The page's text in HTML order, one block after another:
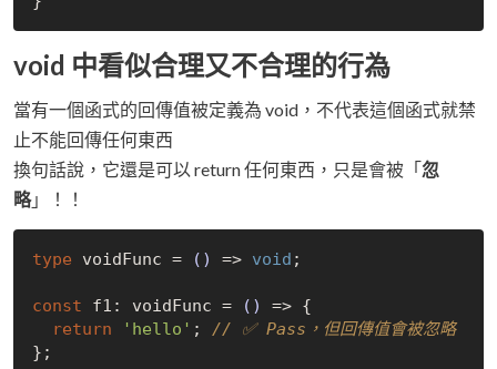
void 中看似合理又不合理的行為
當有一個函式的回傳值被定義為 void，不代表這個函式就禁
止不能回傳任何東西
換句話說，它還是可以 return 任何東西，只是會被「忽
略」！！
type voidFunc = () => void ;
const f1: voidFunc = () => {
return
'hello' ; // ✅ Pass，但回傳值會被忽略
};